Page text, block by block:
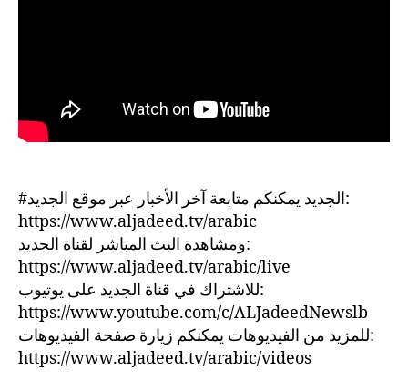
#الجديد يمكنكم متابعة آخر الأخبار عبر موقع الجديد:
https://www.aljadeed.tv/arabic
ومشاهدة البث المباشر لقناة الجديد:
https://www.aljadeed.tv/arabic/live
للاشتراك في قناة الجديد على يوتيوب:
https://www.youtube.com/c/ALJadeedNewslb
للمزيد من الفيديوهات يمكنكم زيارة صفحة الفيديوهات:
https://www.aljadeed.tv/arabic/videos